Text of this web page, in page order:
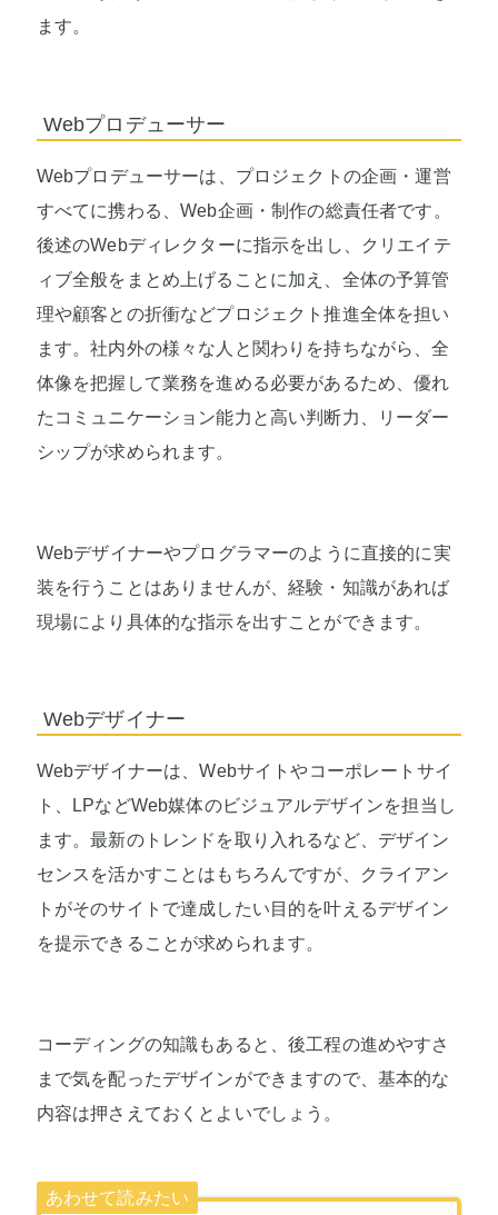
ます。
Webプロデューサー
Webプロデューサーは、プロジェクトの企画・運営
すべてに携わる、Web企画・制作の総責任者です。
後述のWebディレクターに指示を出し、クリエイテ
ィブ全般をまとめ上げることに加え、全体の予算管
理や顧客との折衝などプロジェクト推進全体を担い
ます。社内外の様々な人と関わりを持ちながら、全
体像を把握して業務を進める必要があるため、優れ
たコミュニケーション能力と高い判断力、リーダー
シップが求められます。
Webデザイナーやプログラマーのように直接的に実
装を行うことはありませんが、経験・知識があれば
現場により具体的な指示を出すことができます。
Webデザイナー
Webデザイナーは、Webサイトやコーポレートサイ
ト、LPなどWeb媒体のビジュアルデザインを担当し
ます。最新のトレンドを取り入れるなど、デザイン
センスを活かすことはもちろんですが、クライアン
トがそのサイトで達成したい目的を叶えるデザイン
を提示できることが求められます。
コーディングの知識もあると、後工程の進めやすさ
まで気を配ったデザインができますので、基本的な
内容は押さえておくとよいでしょう。